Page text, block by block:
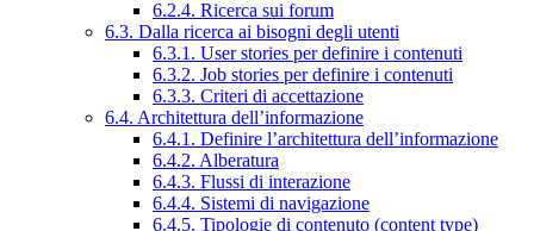
6.2.4. Ricerca sui forum
6.3. Dalla ricerca ai bisogni degli utenti
6.3.1. User stories per definire i contenuti
6.3.2. Job stories per definire i contenuti
6.3.3. Criteri di accettazione
6.4. Architettura dell’informazione
6.4.1. Definire l’architettura dell’informazione
6.4.2. Alberatura
6.4.3. Flussi di interazione
6.4.4. Sistemi di navigazione
6.4.5. Tipologie di contenuto (content type)